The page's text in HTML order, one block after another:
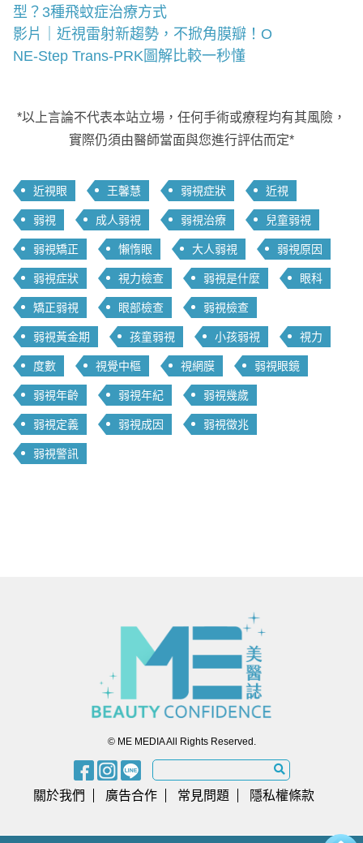
型？3種飛蚊症治療方式
影片｜近視雷射新趨勢，不掀角膜瓣！O
NE-Step Trans-PRK圖解比較一秒懂
*以上言論不代表本站立場，任何手術或療程均有其風險，
實際仍須由醫師當面與您進行評估而定*
近視眼 王馨慧 弱視症狀 近視
弱視 成人弱視 弱視治療 兒童弱視
弱視矯正 懶惰眼 大人弱視 弱視原因
弱視症狀 視力檢查 弱視是什麼 眼科
矯正弱視 眼部檢查 弱視檢查
弱視黃金期 孩童弱視 小孩弱視 視力
度數 視覺中樞 視網膜 弱視眼鏡
弱視年齡 弱視年紀 弱視幾歲
弱視定義 弱視成因 弱視徵兆
弱視警訊
© ME MEDIA All Rights Reserved.
關於我們 廣告合作 常見問題 隱私權條款